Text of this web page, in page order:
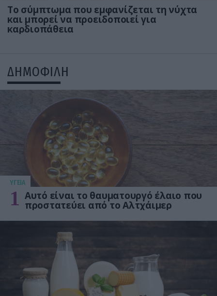
Το σύμπτωμα που εμφανίζεται τη νύχτα
και μπορεί να προειδοποιεί για
καρδιοπάθεια
ΔΗΜΟΦΙΛΗ
ΥΓΕΙΑ
1 Αυτό είναι το θαυματουργό έλαιο που
προστατεύει από το Αλτχάιμερ